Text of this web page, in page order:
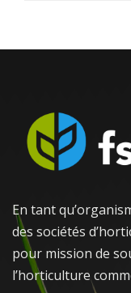
En tant
des sociétés
pour mission de
l’horticulture